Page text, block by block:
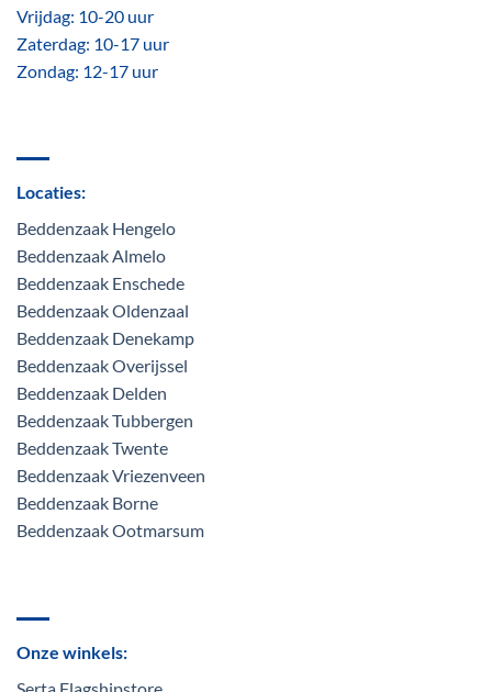
Vrijdag: 10-20 uur
Zaterdag: 10-17 uur
Zondag: 12-17 uur
Locaties:
Beddenzaak Hengelo
Beddenzaak Almelo
Beddenzaak Enschede
Beddenzaak Oldenzaal
Beddenzaak Denekamp
Beddenzaak Overijssel
Beddenzaak Delden
Beddenzaak Tubbergen
Beddenzaak Twente
Beddenzaak Vriezenveen
Beddenzaak Borne
Beddenzaak Ootmarsum
Onze winkels: